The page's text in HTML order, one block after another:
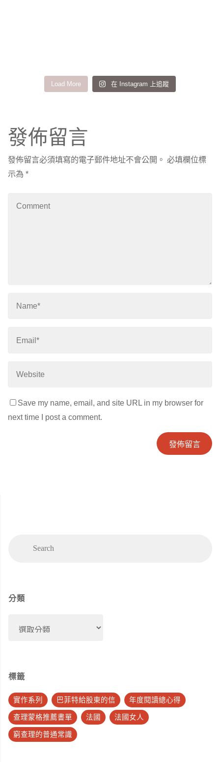
Load More 在 Instagram 上追蹤
發佈留言
發佈留言必須填寫的電子郵件地址不會公開。 必填欄位標
示為*
Save my name, email, and site URL in my browser for
next time I post a comment.
Search
分類
標籤
實作系列 巴菲特給股東的信 年度閱讀總心得
查理蒙格推薦書單 法國 法國女人
窮查理的普通常識